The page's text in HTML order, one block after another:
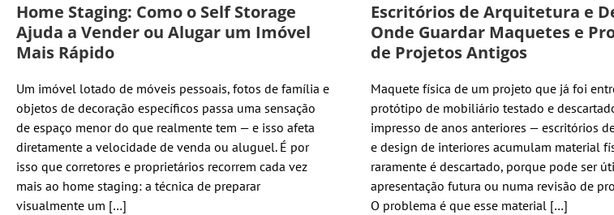
Home Staging: Como o Self Storage
Ajuda a Vender ou Alugar um Imóvel
Mais Rápido
Um imóvel lotado de móveis pessoais, fotos de família e
objetos de decoração específicos passa uma sensação
de espaço menor do que realmente tem — e isso afeta
diretamente a velocidade de venda ou aluguel. É por
isso que corretores e proprietários recorrem cada vez
mais ao home staging: a técnica de preparar
visualmente um […]
Escritórios de Arquitetura e
Onde Guardar Maquetes e
de Projetos Antigos
Maquete física de um projeto que já foi
protótipo de mobiliário testado e
impresso de anos anteriores — escritórios
e design de interiores acumulam material
raramente é descartado, porque pode ser
apresentação futura ou numa revisão de
O problema é que esse material […]